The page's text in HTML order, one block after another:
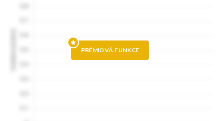
PRÉMIOVÁ FUNKCE